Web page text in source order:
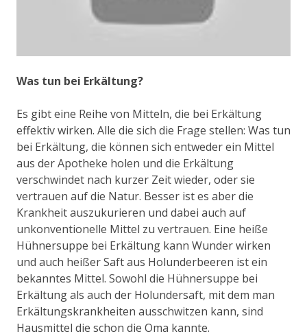
Was tun bei Erkältung?
Es gibt eine Reihe von Mitteln, die bei Erkältung
effektiv wirken. Alle die sich die Frage stellen: Was tun
bei Erkältung, die können sich entweder ein Mittel
aus der Apotheke holen und die Erkältung
verschwindet nach kurzer Zeit wieder, oder sie
vertrauen auf die Natur. Besser ist es aber die
Krankheit auszukurieren und dabei auch auf
unkonventionelle Mittel zu vertrauen. Eine heiße
Hühnersuppe bei Erkältung kann Wunder wirken
und auch heißer Saft aus Holunderbeeren ist ein
bekanntes Mittel. Sowohl die Hühnersuppe bei
Erkältung als auch der Holundersaft, mit dem man
Erkältungskrankheiten ausschwitzen kann, sind
Hausmittel die schon die Oma kannte.